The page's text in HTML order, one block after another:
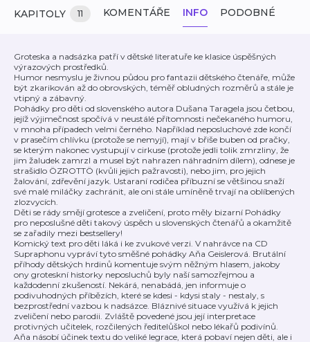
KAPITOLY 11 KOMENTÁŘE INFO PODOBNÉ
Groteska a nadsázka patří v dětské literatuře ke klasice úspěšných
výrazových prostředků.
Humor nesmyslu je živnou půdou pro fantazii dětského čtenáře, může
být zkarikován až do obrovských, téměř obludných rozměrů a stále je
vtipný a zábavný.
Pohádky pro děti od slovenského autora Dušana Taragela jsou četbou,
jejíž výjimečnost spočívá v neustálé přítomnosti nečekaného humoru,
v mnoha případech velmi černého. Například neposluchové zde končí
v prasečím chlívku (protože se nemyjí), mají v břiše buben od pračky,
se kterým nakonec vystupují v cirkuse (protože jedli tolik zmrzliny, že
jim žaludek zamrzl a musel být nahrazen náhradním dílem), odnese je
strašidlo ÖZROTTÖ (kvůli jejich pažravosti), nebo jim, pro jejich
žalování, zdřevění jazyk. Ustaraní rodičea příbuzní se většinou snaží
své malé miláčky zachránit, ale oni stále umíněně trvají na oblíbených
zlozvycích.
Děti se rády smějí grotesce a zveličení, proto měly bizarní Pohádky
pro neposlušné děti takový úspěch u slovenských čtenářů a okamžitě
se zařadily mezi bestsellery!
Komický text pro děti láká i ke zvukové verzi. V nahrávce na CD
Supraphonu vypráví tyto směšné pohádky Aňa Geislerová. Brutální
příhody dětských hrdinů komentuje svým něžným hlasem, jakoby
ony groteskní historky neposluchů byly naší samozřejmou a
každodenní zkušeností. Nekárá, nenabádá, jen informuje o
podivuhodných příbězích, které se kdesi - kdysi staly - nestaly, s
bezprostřední vazbou k nadsázce. Bláznivé situace využívá k jejich
zveličení nebo parodii. Zvláště povedené jsou její interpretace
protivných učitelek, rozčilených ředitelůškol nebo lékařů podivínů.
Aňa násobí účinek textu do veliké legrace, která pobaví nejen děti, ale i